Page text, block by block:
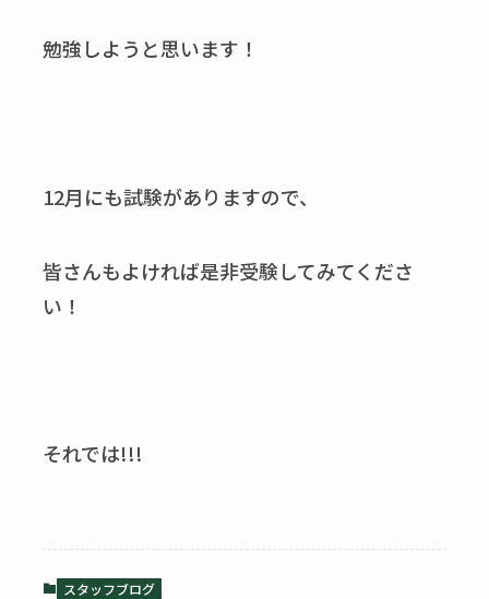
勉強しようと思います！
12月にも試験がありますので、
皆さんもよければ是非受験してみてくださ
い！
それでは!!!
スタッフブログ